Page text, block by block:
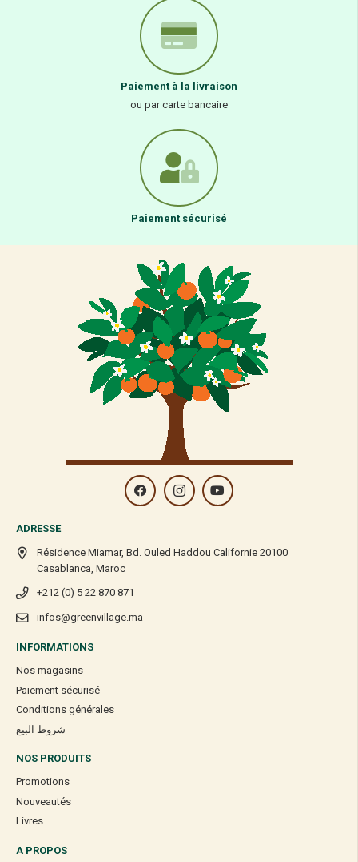
Paiement à la livraison
ou par carte bancaire
Paiement sécurisé
ADRESSE
Résidence Miamar, Bd. Ouled Haddou Californie 20100
Casablanca, Maroc
+212 (0) 5 22 870 871
infos@greenvillage.ma
INFORMATIONS
Nos magasins
Paiement sécurisé
Conditions générales
شروط البيع
NOS PRODUITS
Promotions
Nouveautés
Livres
A PROPOS